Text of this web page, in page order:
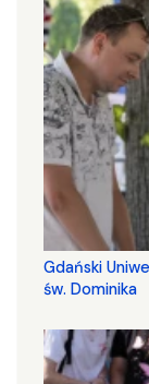
Gdański
św. Dominika